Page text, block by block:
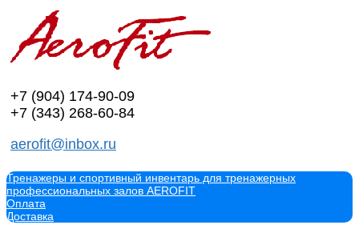
+7 (904) 174-90-09
+7 (343) 268-60-84
aerofit@inbox.ru
Тренажеры и спортивный инвентарь для тренажерных
профессиональных залов AEROFIT
Оплата
Доставка